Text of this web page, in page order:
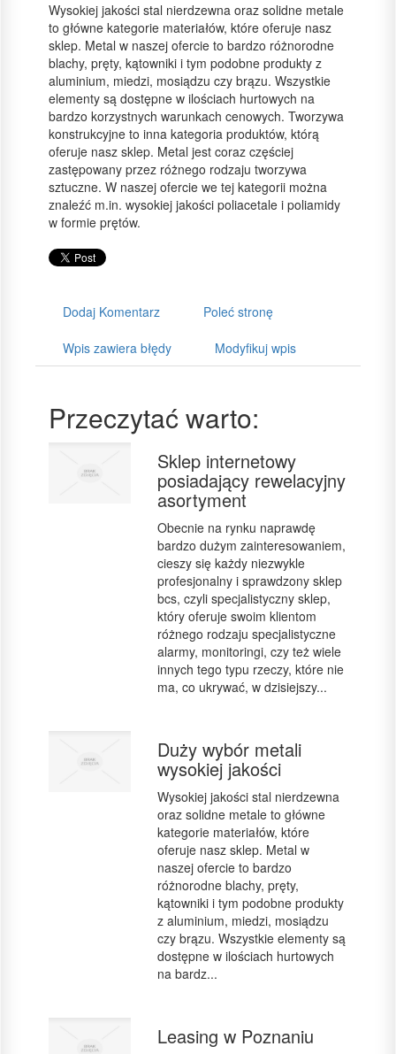
Wysokiej jakości stal nierdzewna oraz solidne metale
to główne kategorie materiałów, które oferuje nasz
sklep. Metal w naszej ofercie to bardzo różnorodne
blachy, pręty, kątowniki i tym podobne produkty z
aluminium, miedzi, mosiądzu czy brązu. Wszystkie
elementy są dostępne w ilościach hurtowych na
bardzo korzystnych warunkach cenowych. Tworzywa
konstrukcyjne to inna kategoria produktów, którą
oferuje nasz sklep. Metal jest coraz częściej
zastępowany przez różnego rodzaju tworzywa
sztuczne. W naszej ofercie we tej kategorii można
znaleźć m.in. wysokiej jakości poliacetale i poliamidy
w formie prętów.
Dodaj Komentarz Poleć stronę
Wpis zawiera błędy Modyfikuj wpis
Przeczytać warto:
Sklep internetowy
posiadający rewelacyjny
asortyment
Obecnie na rynku naprawdę
bardzo dużym zainteresowaniem,
cieszy się każdy niezwykle
profesjonalny i sprawdzony sklep
bcs, czyli specjalistyczny sklep,
który oferuje swoim klientom
różnego rodzaju specjalistyczne
alarmy, monitoringi, czy też wiele
innych tego typu rzeczy, które nie
ma, co ukrywać, w dzisiejszy...
Duży wybór metali
wysokiej jakości
Wysokiej jakości stal nierdzewna
oraz solidne metale to główne
kategorie materiałów, które
oferuje nasz sklep. Metal w
naszej ofercie to bardzo
różnorodne blachy, pręty,
kątowniki i tym podobne produkty
z aluminium, miedzi, mosiądzu
czy brązu. Wszystkie elementy są
dostępne w ilościach hurtowych
na bardz...
Leasing w Poznaniu